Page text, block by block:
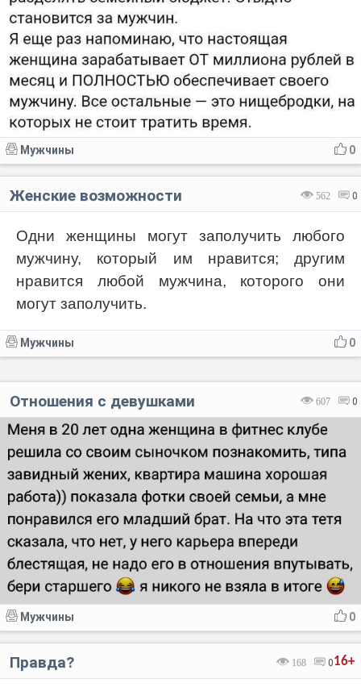
0
Мужчины
562 0
Женские возможности
Одни женщины могут заполучить любого
мужчину, который им нравится; другим
нравится любой мужчина, которого они
могут заполучить.
0
Мужчины
607 0
Отношения с девушками
0
Мужчины
16+
168 0
Правда?